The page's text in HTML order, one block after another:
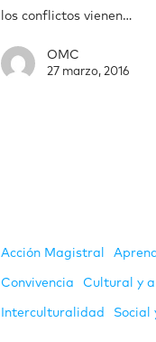
los conflictos vienen…
OMC
27 marzo, 2016
Acción Magistral
Convivencia Cultural y
Interculturalidad Social